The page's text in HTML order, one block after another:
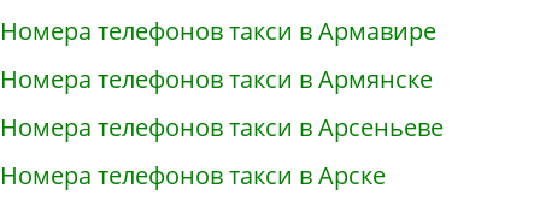
Номера телефонов такси в Армавире
Номера телефонов такси в Армянске
Номера телефонов такси в Арсеньеве
Номера телефонов такси в Арске